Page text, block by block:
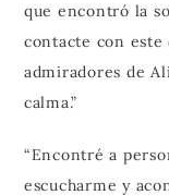
que encontró la
contacte con
admiradores de
calma.”
“Encontré a
escucharme y